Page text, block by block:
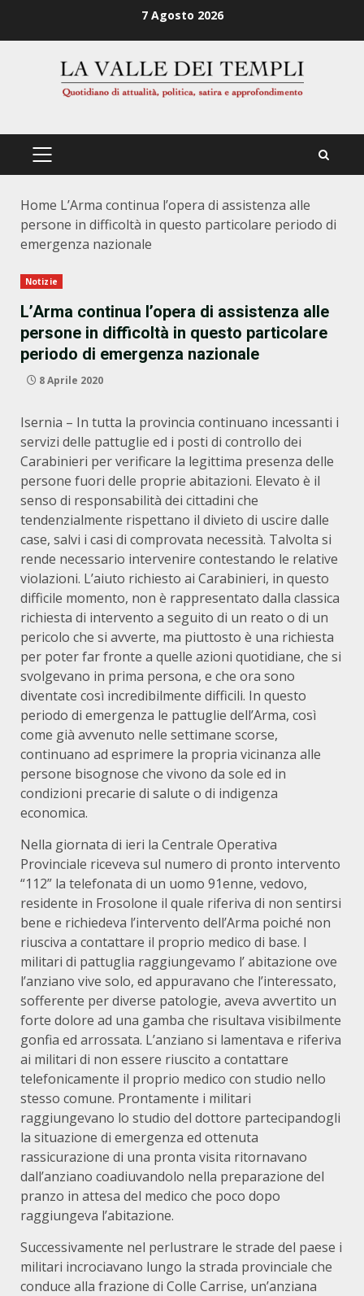
7 Agosto 2026
PRIMÄRES
Home L’Arma continua l’opera di assistenza alle
persone in difficoltà in questo particolare periodo di
emergenza nazionale
Notizie
L’Arma continua l’opera di assistenza alle
persone in difficoltà in questo particolare
periodo di emergenza nazionale
8 Aprile 2020
Isernia – In tutta la provincia continuano incessanti i
servizi delle pattuglie ed i posti di controllo dei
Carabinieri per verificare la legittima presenza delle
persone fuori delle proprie abitazioni. Elevato è il
senso di responsabilità dei cittadini che
tendenzialmente rispettano il divieto di uscire dalle
case, salvi i casi di comprovata necessità. Talvolta si
rende necessario intervenire contestando le relative
violazioni. L’aiuto richiesto ai Carabinieri, in questo
difficile momento, non è rappresentato dalla classica
richiesta di intervento a seguito di un reato o di un
pericolo che si avverte, ma piuttosto è una richiesta
per poter far fronte a quelle azioni quotidiane, che si
svolgevano in prima persona, e che ora sono
diventate così incredibilmente difficili. In questo
periodo di emergenza le pattuglie dell’Arma, così
come già avvenuto nelle settimane scorse,
continuano ad esprimere la propria vicinanza alle
persone bisognose che vivono da sole ed in
condizioni precarie di salute o di indigenza
economica.
Nella giornata di ieri la Centrale Operativa
Provinciale riceveva sul numero di pronto intervento
“112” la telefonata di un uomo 91enne, vedovo,
residente in Frosolone il quale riferiva di non sentirsi
bene e richiedeva l’intervento dell’Arma poiché non
riusciva a contattare il proprio medico di base. I
militari di pattuglia raggiungevamo l’ abitazione ove
l’anziano vive solo, ed appuravano che l’interessato,
sofferente per diverse patologie, aveva avvertito un
forte dolore ad una gamba che risultava visibilmente
gonfia ed arrossata. L’anziano si lamentava e riferiva
ai militari di non essere riuscito a contattare
telefonicamente il proprio medico con studio nello
stesso comune. Prontamente i militari
raggiungevano lo studio del dottore partecipandogli
la situazione di emergenza ed ottenuta
rassicurazione di una pronta visita ritornavano
dall’anziano coadiuvandolo nella preparazione del
pranzo in attesa del medico che poco dopo
raggiungeva l’abitazione.
Successivamente nel perlustrare le strade del paese i
militari incrociavano lungo la strada provinciale che
conduce alla frazione di Colle Carrise, un’anziana